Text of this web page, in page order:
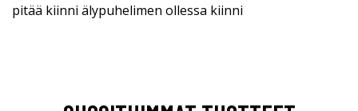
pitää kiinni älypuhelimen ollessa kiinni